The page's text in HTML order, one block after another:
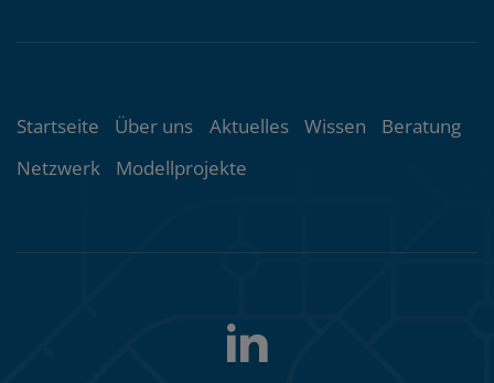
Themenübersicht
Startseite Über uns Aktuelles Wissen
Beratung
Netzwerk
Modellprojekte
Folgen
LinkedIn